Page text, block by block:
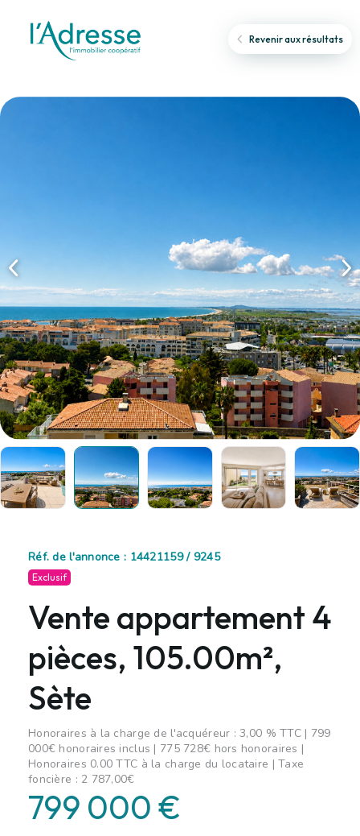
Revenir aux résultats
Réf. de l'annonce : 14421159 / 9245
Exclusif
Vente appartement 4
pièces, 105.00m²,
Sète
Honoraires à la charge de l'acquéreur : 3,00 % TTC | 799
000€ honoraires inclus | 775 728€ hors honoraires |
Honoraires 0.00 TTC à la charge du locataire | Taxe
foncière : 2 787,00€
799 000 €